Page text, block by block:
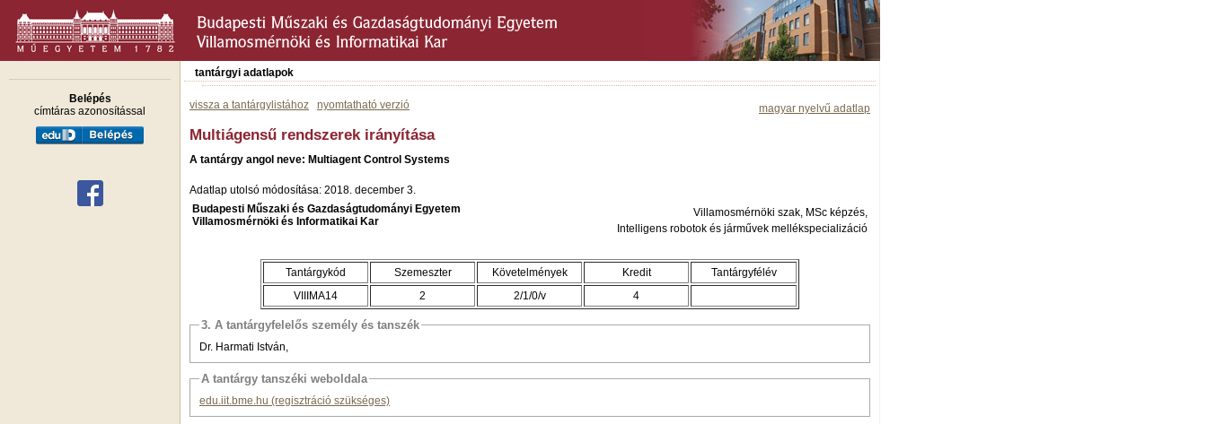
Belépés
címtáras azonosítással
tantárgyi adatlapok
magyar nyelvű adatlap
vissza a tantárgylistához nyomtatható verzió
Multiágensű rendszerek irányítása
A tantárgy angol neve: Multiagent Control Systems
Adatlap utolsó módosítása: 2018. december 3.
Budapesti Műszaki és Gazdaságtudományi Egyetem
Villamosmérnöki és Informatikai Kar
Villamosmérnöki szak, MSc képzés,
Intelligens robotok és járművek mellékspecializáció
Tantárgykód Szemeszter Követelmények Kredit
Tantárgyfélév
VIIIMA14
2 2/1/0/v 4
3. A tantárgyfelelős személy és tanszék
Dr. Harmati István,
A tantárgy tanszéki weboldala
edu.iit.bme.hu (regisztráció szükséges)